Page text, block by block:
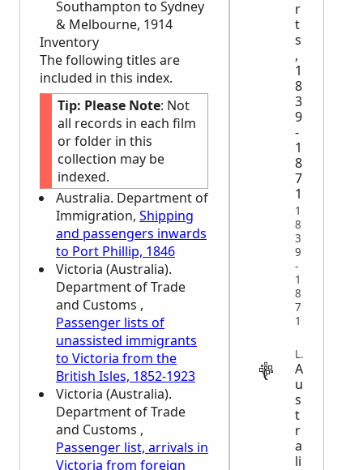
Southampton to Sydney
& Melbourne, 1914
Inventory
The following titles are
included in this index.
Tip: Please Note: Not
all records in each film
or folder in this
collection may be
indexed.
Australia. Department of
Immigration, Shipping
and passengers inwards
to Port Phillip, 1846
Victoria (Australia).
Department of Trade
and Customs ,
Passenger lists of
unassisted immigrants
to Victoria from the
British Isles, 1852-1923
Victoria (Australia).
Department of Trade
and Customs ,
Passenger list, arrivals in
Victoria from foreign
r
t
s
,
1
8
3
9
-
1
8
7
1
1
8
3
9
-
1
8
7
1
LEGAL
A
u
s
t
r
a
li